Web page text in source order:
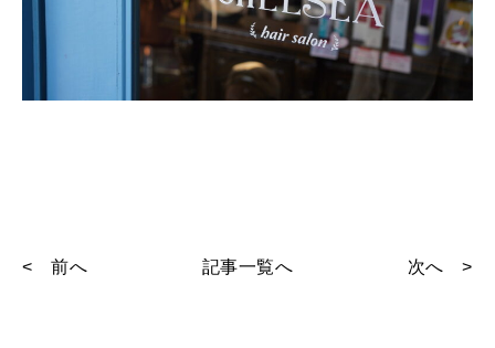
< 前へ 記事一覧へ 次へ >